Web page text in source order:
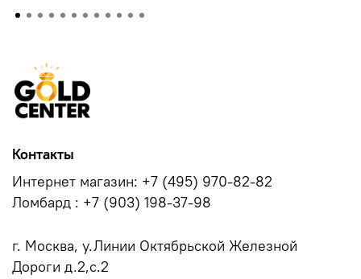
Контакты
Интернет магазин: +7 (495) 970-82-82
Ломбард : +7 (903) 198-37-98
г. Москва, у.Линии Октябрьской Железной
Дороги д.2,с.2